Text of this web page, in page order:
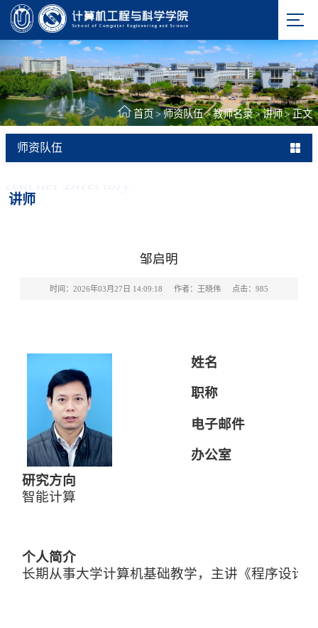
首页 >师资队伍>教师名录>讲师>正文
师资队伍
讲师
邹启明
时间：2026年03月27日 14:09:18 作者：王晓伟 点击： 985
姓名
职称
电子邮件
办公室
研究方向
智能计算
个人简介
长期从事大学计算机基础教学，主讲《程序设计